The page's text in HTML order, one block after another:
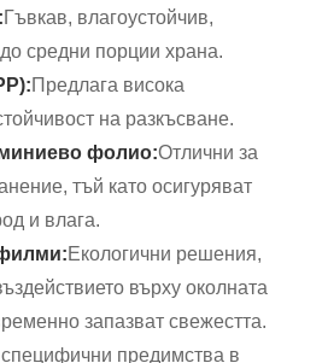
Гъвкав, влагоустойчив,
средни порции храна.
Предлага висока
на разкъсване.
фолио:Отлични за
тъй като осигуряват
и влага.
Екологични решения,
върху околната
запазват свежестта.
предимства в